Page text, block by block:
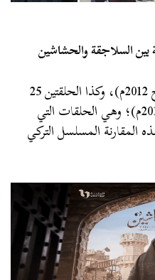
بين السلاجقة والحشاشين
الغزالي (إنتاج 2012م)، وكذا الحلقتين 25
سمرقند (إنتاج 2016م)؛ وهي الحلقات التي
المسلسل التركي